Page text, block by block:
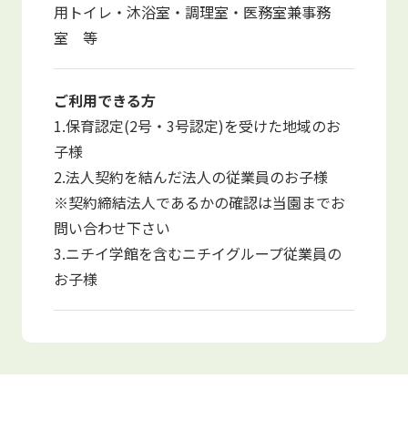
用トイレ・沐浴室・調理室・医務室兼事務
室 等
ご利用できる方
1.保育認定(2号・3号認定)を受けた地域のお
子様
2.法人契約を結んだ法人の従業員のお子様
※契約締結法人であるかの確認は当園までお
問い合わせ下さい
3.ニチイ学館を含むニチイグループ従業員の
お子様